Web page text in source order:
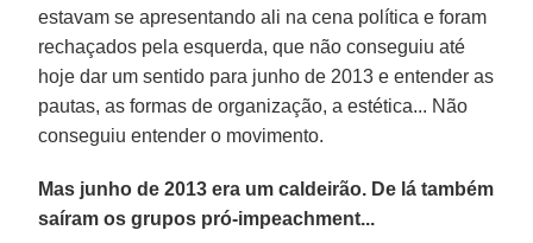
estavam se apresentando ali na cena política e foram
rechaçados pela esquerda, que não conseguiu até
hoje dar um sentido para junho de 2013 e entender as
pautas, as formas de organização, a estética... Não
conseguiu entender o movimento.
Mas junho de 2013 era um caldeirão. De lá também
saíram os grupos pró-impeachment...